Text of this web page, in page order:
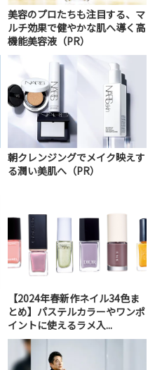
美容のプロたちも注目する、マ
ルチ効果で健やかな肌へ導く高
機能美容液（PR）
朝クレンジングでメイク映えす
る潤い美肌へ（PR）
【2024年春新作ネイル34色ま
とめ】パステルカラーやワンポ
イントに使えるラメ入...